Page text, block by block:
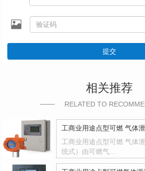
提交
相关推荐
RELATED TO
工商业用途点型可燃 气体
统式）由可燃气…